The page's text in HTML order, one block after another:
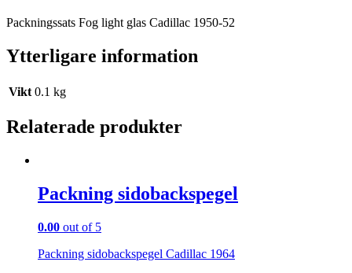
Packningssats Fog light glas Cadillac 1950-52
Ytterligare information
Vikt 0.1 kg
Relaterade produkter
Packning sidobackspegel
0.00 out of 5
Packning sidobackspegel Cadillac 1964